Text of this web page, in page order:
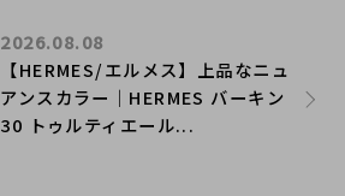
【HERMES/エルメス】上品なニュ
アンスカラー｜HERMES バーキン
30 トゥルティエール...
2026.08.08